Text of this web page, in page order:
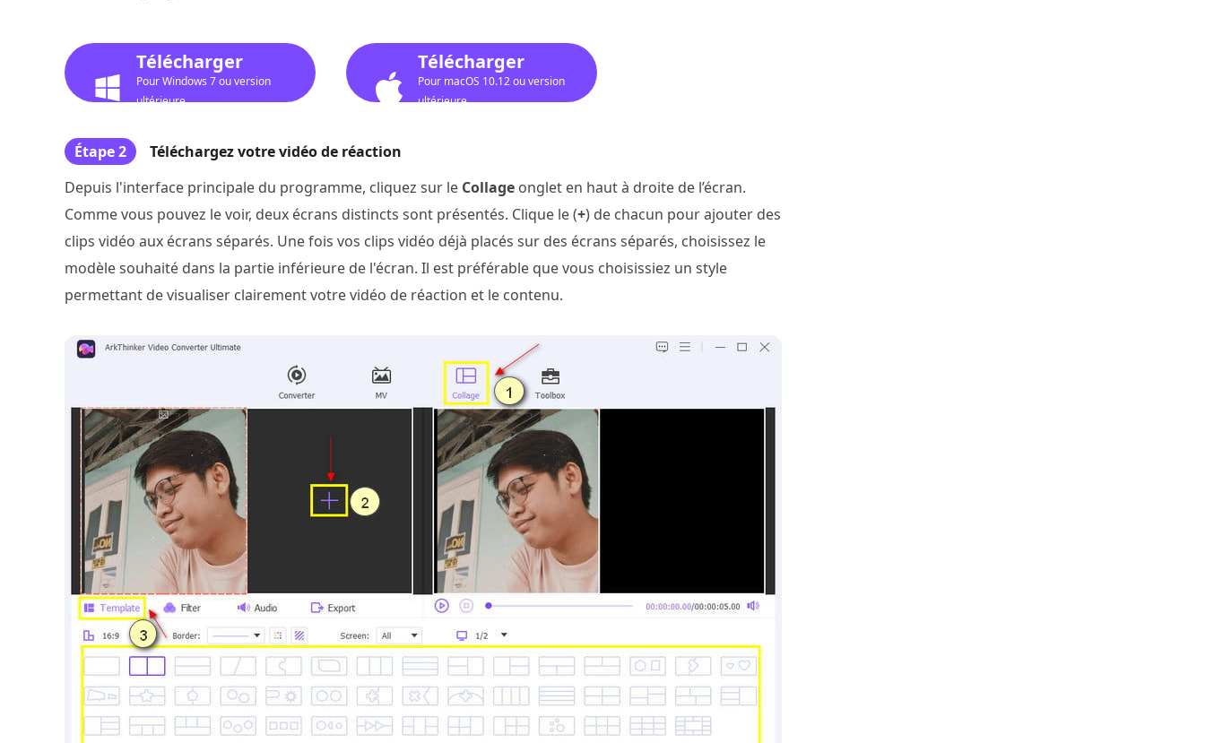
Télécharger
Pour Windows 7 ou version
ultérieure
Télécharger
Pour macOS 10.12 ou version
ultérieure
Étape 2
Téléchargez votre vidéo de réaction
Depuis l'interface principale du programme, cliquez sur le Collage onglet en haut à droite de l’écran.
Comme vous pouvez le voir, deux écrans distincts sont présentés. Clique le (+) de chacun pour ajouter des
clips vidéo aux écrans séparés. Une fois vos clips vidéo déjà placés sur des écrans séparés, choisissez le
modèle souhaité dans la partie inférieure de l'écran. Il est préférable que vous choisissiez un style
permettant de visualiser clairement votre vidéo de réaction et le contenu.